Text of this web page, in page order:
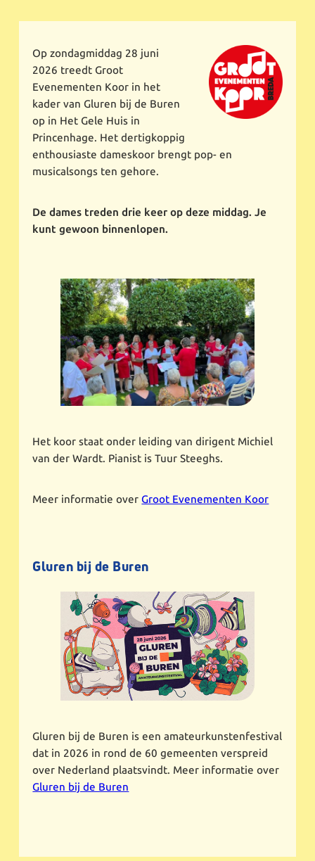
Op zondagmiddag 28 juni
2026 treedt Groot
Evenementen Koor in het
kader van Gluren bij de Buren
op in Het Gele Huis in
Princenhage. Het dertigkoppig
enthousiaste dameskoor brengt pop- en
musicalsongs ten gehore.
De dames treden drie keer op deze middag. Je
kunt gewoon binnenlopen.
Het koor staat onder leiding van dirigent Michiel
van der Wardt. Pianist is Tuur Steeghs.
Meer informatie overGroot Evenementen Koor
Gluren bij de Buren
Gluren bij de Buren is een amateurkunstenfestival
dat in 2026 in rond de 60 gemeenten verspreid
over Nederland plaatsvindt. Meer informatie over
Gluren bij de Buren